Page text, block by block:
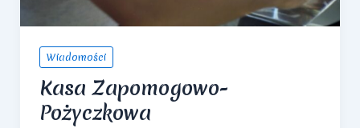
Wiadomości
Kasa Zapomogowo-
Pożyczkowa